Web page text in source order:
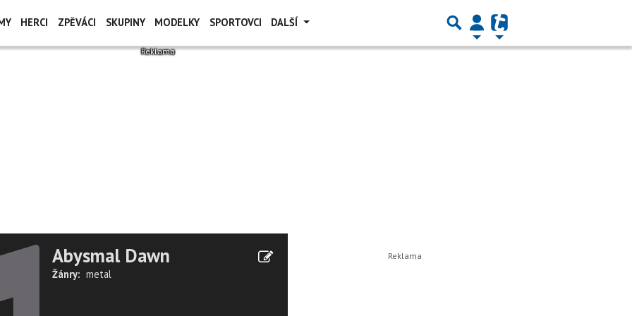
HERCI ZPĚVÁCI SKUPINY MODELKY SPORTOVCI DALŠÍ
Abysmal Dawn
Žánry: metal